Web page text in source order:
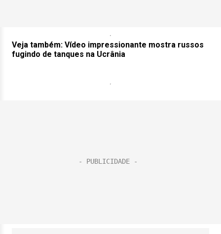
Veja também: Vídeo impressionante mostra russos
fugindo de tanques na Ucrânia